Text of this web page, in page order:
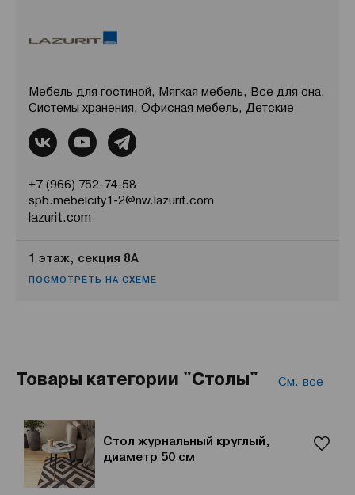
Мебель для гостиной, Мягкая мебель, Все для сна,
Системы хранения, Офисная мебель, Детские
+7 (966) 752-74-58
spb.mebelcity1-2@nw.lazurit.com
lazurit.com
1 этаж, секция 8А
ПОСМОТРЕТЬ НА СХЕМЕ
Товары категории "Столы" См. все
Стол журнальный круглый,
диаметр 50 см